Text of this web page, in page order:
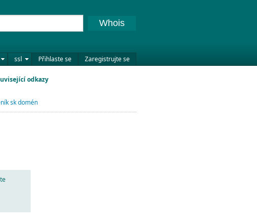
ssl Přihlaste se Zaregistrujte se
Whois
odkazy
sk domén